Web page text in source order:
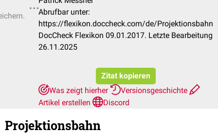
Abrufbar unter:
https://flexikon.doccheck.com/de/Projektionsbahn
DocCheck Flexikon 09.01.2017. Letzte Bearbeitung
26.11.2025
Zitat kopieren
Was zeigt hierher
Versionsgeschichte
Artikel erstellen
Discord
Projektionsbahn